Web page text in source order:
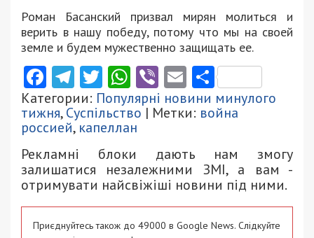
Роман Басанский призвал мирян молиться и
верить в нашу победу, потому что мы на своей
земле и будем мужественно защищать ее.
Facebook
Telegram
Twitter
WhatsApp
ViberEmail
Категории: Популярні новини минулого
тижня,Суспільство | Метки: война
россией, капеллан
Рекламні блоки дають нам змогу
залишатися незалежними ЗМІ, а вам -
отримувати найсвіжіші новини під ними.
Приєднуйтесь також до 49000 в Google News. Слідкуйте